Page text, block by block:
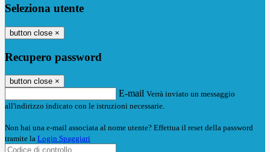
Seleziona utente
button close ×
Recupero password
button close ×
E-mail Verrà inviato un messaggio
all'indirizzo indicato con le istruzioni necessarie.
Non hai una e-mail associata al nome utente? Effettua il reset della password
tramite la Login Spaggiari